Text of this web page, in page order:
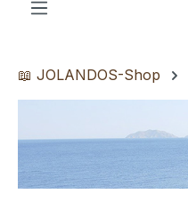
📖 JOLANDOS-Shop